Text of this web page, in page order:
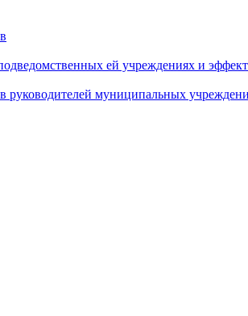
ей учреждениях и
руководителей муниципальных